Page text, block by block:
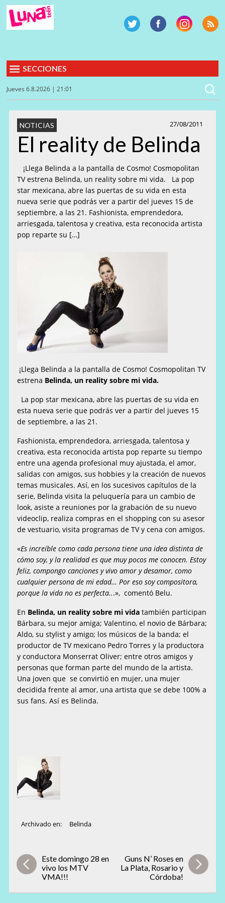
SECCIONES
Jueves 6.8.2026 | 21:01
27/08/2011
NOTICIAS
El reality de Belinda
¡Llega Belinda a la pantalla de Cosmo! Cosmopolitan
TV estrena Belinda, un reality sobre mi vida. La pop
star mexicana, abre las puertas de su vida en esta
nueva serie que podrás ver a partir del jueves 15 de
septiembre, a las 21. Fashionista, emprendedora,
arriesgada, talentosa y creativa, esta reconocida artista
pop reparte su […]
¡Llega Belinda a la pantalla de Cosmo! Cosmopolitan TV
estrena Belinda, un reality sobre mi vida.
La pop star mexicana, abre las puertas de su vida en
esta nueva serie que podrás ver a partir del jueves 15
de septiembre, a las 21.
Fashionista, emprendedora, arriesgada, talentosa y
creativa, esta reconocida artista pop reparte su tiempo
entre una agenda profesional muy ajustada, el amor,
salidas con amigos, sus hobbies y la creación de nuevos
temas musicales. Así, en los sucesivos capítulos de la
serie, Belinda visita la peluquería para un cambio de
look, asiste a reuniones por la grabación de su nuevo
videoclip, realiza compras en el shopping con su asesor
de vestuario, visita programas de TV y cena con amigos.
«Es increíble como cada persona tiene una idea distinta de
cómo soy, y la realidad es que muy pocos me conocen. Estoy
feliz, compongo canciones y vivo amor y desamor, como
cualquier persona de mi edad… Por eso soy compositora,
porque la vida no es perfecta...», comentó Belu.
En Belinda, un reality sobre mi vida también participan
Bárbara, su mejor amiga; Valentino, el novio de Bárbara;
Aldo, su stylist y amigo; los músicos de la banda; el
productor de TV mexicano Pedro Torres y la productora
y conductora Monserrat Oliver; entre otros amigos y
personas que forman parte del mundo de la artista.
Una joven que se convirtió en mujer, una mujer
decidida frente al amor, una artista que se debe 100% a
sus fans. Así es Belinda.
Archivado en: Belinda
Este domingo 28 en
vivo los MTV
VMA!!!
Guns N’ Roses en
La Plata, Rosario y
Córdoba!